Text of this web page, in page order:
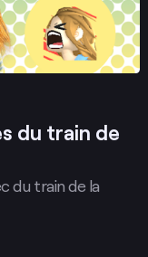
du train de
du train de la